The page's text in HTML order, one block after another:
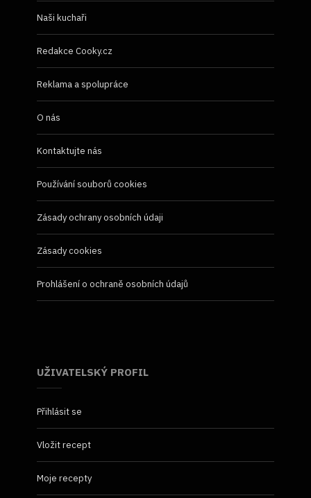
Naši kuchaři
Redakce Cooky.cz
Reklama a spolupráce
O nás
Kontaktujte nás
Používání souborů cookies
Zásady ochrany osobních údaji
Zásady cookies
Prohlášení o ochraně osobních údajů
UŽIVATELSKÝ PROFIL
Přihlásit se
Vložit recept
Moje recepty